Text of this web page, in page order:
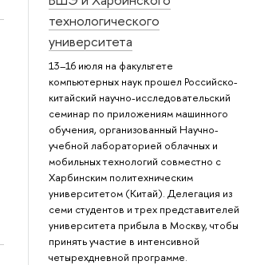
технологического
университета
13–16 июля на факультете
компьютерных наук прошел Российско-
китайский научно-исследовательский
семинар по приложениям машинного
обучения, организованный Научно-
учебной лабораторией облачных и
мобильных технологий совместно с
Харбинским политехническим
университетом (Китай). Делегация из
семи студентов и трех представителей
университета прибыла в Москву, чтобы
принять участие в интенсивной
четырехдневной программе.